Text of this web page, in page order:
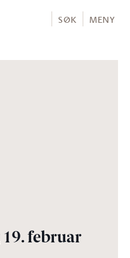
SØK MENY
februar